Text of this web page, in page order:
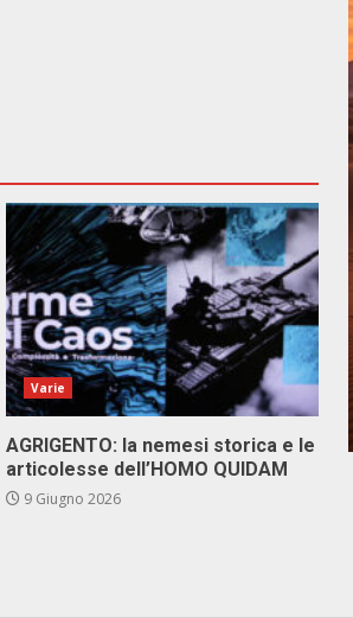
Varie
AGRIGENTO: la nemesi storica e le
articolesse dell’HOMO QUIDAM
9 Giugno 2026